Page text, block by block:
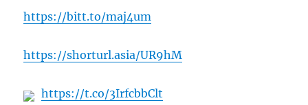
https://bitt.to/maj4um
https://shorturl.asia/UR9hM
https://t.co/3IrfcbbClt